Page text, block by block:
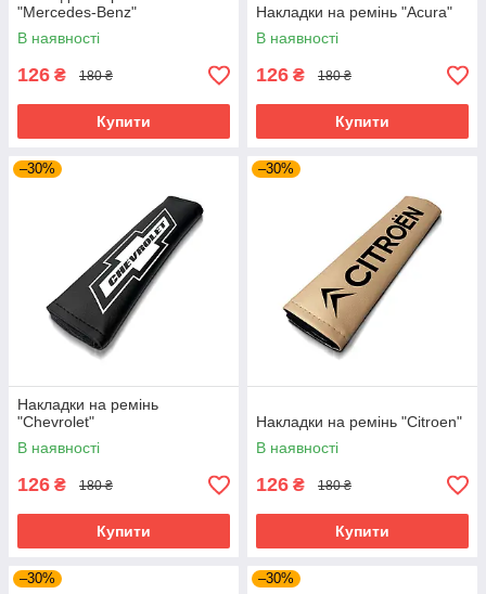
"Mercedes-Benz"
В наявності
126 ₴ 180 ₴
Купити
Накладки на ремінь "Acura"
В наявності
126 ₴ 180 ₴
Купити
–30%
Накладки на ремінь
"Chevrolet"
В наявності
126 ₴ 180 ₴
Купити
–30%
Накладки на ремінь "Citroen"
В наявності
126 ₴ 180 ₴
Купити
–30% –30%